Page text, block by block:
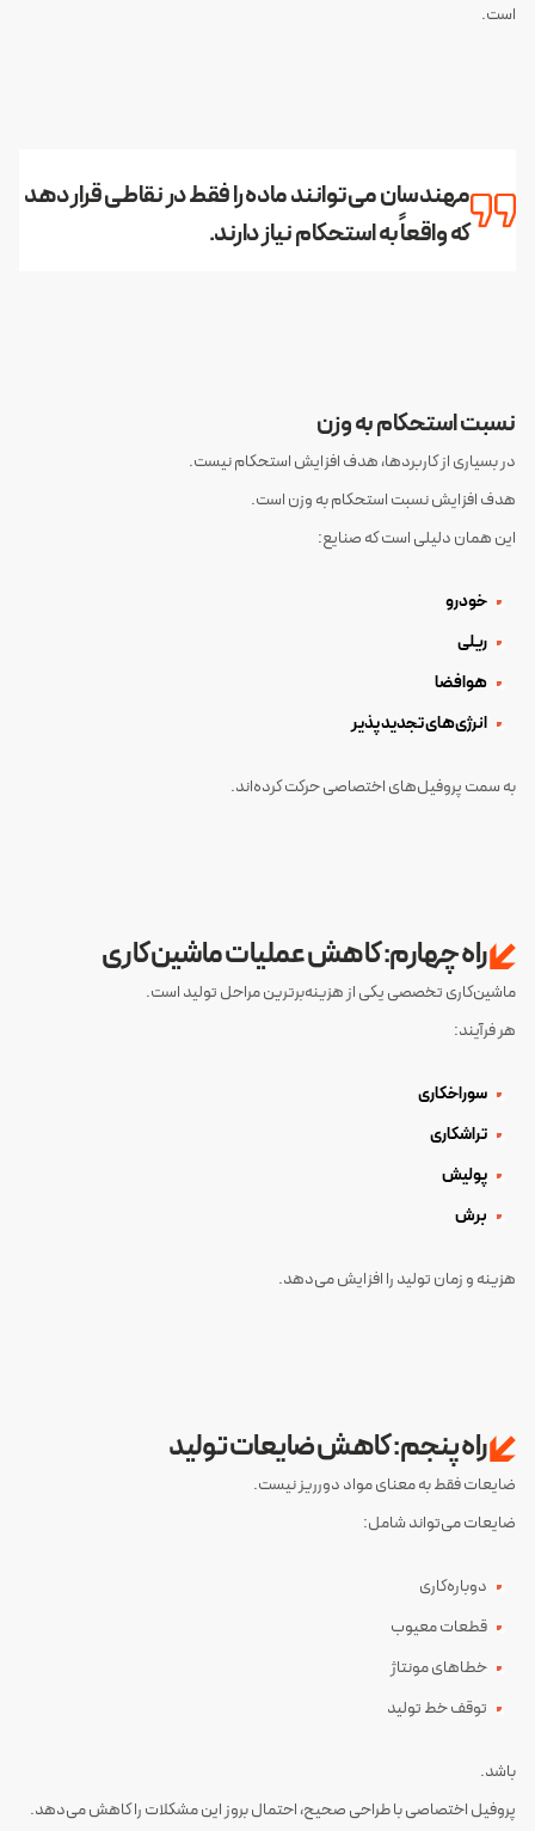
است.
مهندسان می‌توانند ماده را فقط در نقاطی قرار دهد
که واقعاً به استحکام نیاز دارند.
نسبت استحکام به وزن
در بسیاری از کاربردها، هدف افزایش استحکام نیست.
هدف افزایش نسبت استحکام به وزن است.
این همان دلیلی است که صنایع:
خودرو
ریلی
هوافضا
انرژی‌های تجدید پذیر
به سمت پروفیل‌های اختصاصی حرکت کرده‌اند.
راه چهارم: کاهش عملیات ماشین‌کاری
ماشین‌کاری تخصصی یکی از هزینه‌برترین مراحل تولید است.
هر فرآیند:
سوراخکاری
تراشکاری
پولیش
برش
هزینه و زمان تولید را افزایش می‌دهد.
راه پنجم: کاهش ضایعات تولید
ضایعات فقط به معنای مواد دورریز نیست.
ضایعات می‌تواند شامل:
دوباره‌کاری
قطعات معیوب
خطاهای مونتاژ
توقف خط تولید
باشد.
پروفیل اختصاصی با طراحی صحیح، احتمال بروز این مشکلات را کاهش می‌دهد.